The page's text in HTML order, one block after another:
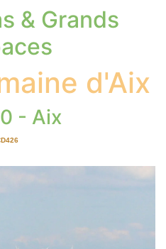
& Grands
d'Aix
- Aix